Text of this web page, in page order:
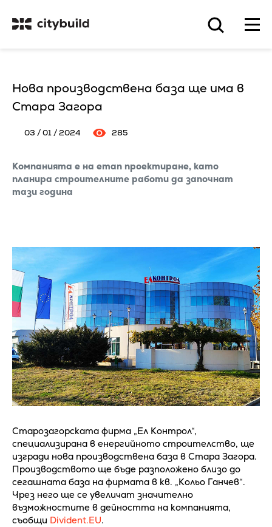
Нова производствена база ще има в
Стара Загора
03 / 01 / 2024 285
Компанията е на етап проектиране, като
планира строителните работи да започнат
тази година
Старозагорската фирма „Ел Контрол“,
специализирана в енергийното строителство, ще
изгради нова производствена база в Стара Загора.
Производството ще бъде разположено близо до
сегашната база на фирмата в кв. „Кольо Ганчев“.
Чрез него ще се увеличат значително
възможностите в дейността на компанията,
съобщи Divident.EU.